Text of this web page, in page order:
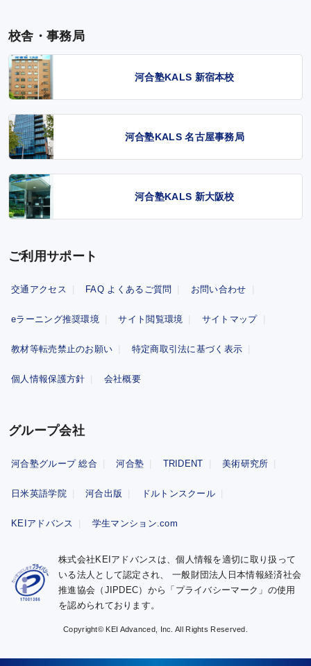
校舎・事務局
河合塾KALS 新宿本校
河合塾KALS 名古屋事務局
河合塾KALS 新大阪校
ご利用サポート
交通アクセス FAQ よくあるご質問 お問い合わせ
eラーニング推奨環境 サイト閲覧環境 サイトマップ
教材等転売禁止のお願い 特定商取引法に基づく表示
個人情報保護方針 会社概要
グループ会社
河合塾グループ 総合 河合塾 TRIDENT 美術研究所
日米英語学院 河合出版 ドルトンスクール
KEIアドバンス 学生マンション.com
株式会社KEIアドバンスは、個人情報を適切に取り扱って
いる法人として認定され、 一般財団法人日本情報経済社会
推進協会（JIPDEC）から「プライバシーマーク」の使用
を認められております。
Copyright© KEI Advanced, Inc. All Rights Reserved.